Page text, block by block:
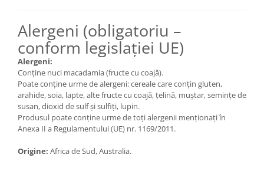
Alergeni (obligatoriu –
conform legislației UE)
Alergeni:
Conține nuci macadamia (fructe cu coajă).
Poate conține urme de alergeni: cereale care conțin gluten,
arahide, soia, lapte, alte fructe cu coajă, țelină, muștar, semințe de
susan, dioxid de sulf și sulfiți, lupin.
Produsul poate conține urme de toți alergenii menționați în
Anexa II a Regulamentului (UE) nr. 1169/2011.
Origine: Africa de Sud, Australia.